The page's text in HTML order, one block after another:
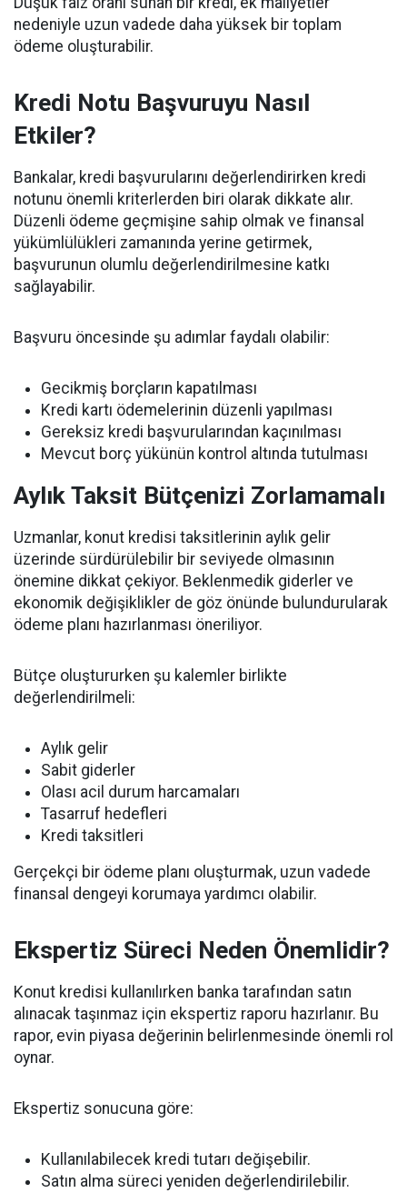
nedeniyle uzun vadede daha yüksek bir toplam
ödeme oluşturabilir.
Kredi Notu Başvuruyu Nasıl
Etkiler?
Bankalar, kredi başvurularını değerlendirirken kredi
notunu önemli kriterlerden biri olarak dikkate alır.
Düzenli ödeme geçmişine sahip olmak ve finansal
yükümlülükleri zamanında yerine getirmek,
başvurunun olumlu değerlendirilmesine katkı
sağlayabilir.
Başvuru öncesinde şu adımlar faydalı olabilir:
Gecikmiş borçların kapatılması
Kredi kartı ödemelerinin düzenli yapılması
Gereksiz kredi başvurularından kaçınılması
Mevcut borç yükünün kontrol altında tutulması
Aylık Taksit Bütçenizi Zorlamamalı
Uzmanlar, konut kredisi taksitlerinin aylık gelir
üzerinde sürdürülebilir bir seviyede olmasının
önemine dikkat çekiyor. Beklenmedik giderler ve
ekonomik değişiklikler de göz önünde bulundurularak
ödeme planı hazırlanması öneriliyor.
Bütçe oluştururken şu kalemler birlikte
değerlendirilmeli:
Aylık gelir
Sabit giderler
Olası acil durum harcamaları
Tasarruf hedefleri
Kredi taksitleri
Gerçekçi bir ödeme planı oluşturmak, uzun vadede
finansal dengeyi korumaya yardımcı olabilir.
Ekspertiz Süreci Neden Önemlidir?
Konut kredisi kullanılırken banka tarafından satın
alınacak taşınmaz için ekspertiz raporu hazırlanır. Bu
rapor, evin piyasa değerinin belirlenmesinde önemli rol
oynar.
Ekspertiz sonucuna göre:
Kullanılabilecek kredi tutarı değişebilir.
Satın alma süreci yeniden değerlendirilebilir.